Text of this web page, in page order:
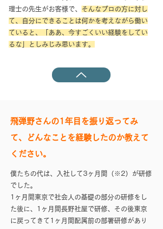
理士の先生がお客様で、 そんなプロの方に対し
て、自分にできることは何かを考えながら働い
ていると、「ああ、今すごくいい経験をしてい
るな」としみじみ思います。
飛弾野さんの1年目を振り返ってみ
て、どんなことを経験したのか教えて
ください。
僕たちの代は、入社して3ヶ月間（※2）が研修
でした。
1ヶ月間東京で社会人の基礎の部分の研修をし
た後に、1ヶ月間長野社屋で研修、その後東京
に戻ってきて1ヶ月間配属前の部署研修があり